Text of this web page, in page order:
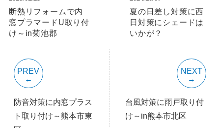
断熱リフォームで内
窓プラマードU取り付
け～in菊池郡
夏の日差し対策に西
日対策にシェードは
いかが？
PREV
防音対策に内窓プラス
ト取り付け～熊本市東
NEXT
台風対策に雨戸取り付
け～in熊本市北区